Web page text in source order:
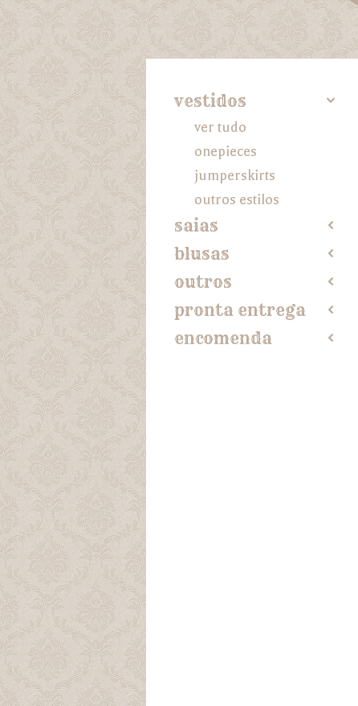
vestidos 4
ver tudo
onepieces
jumperskirts
outros estilos
saias 2
blusas 2
outros 2
pronta entrega 2
encomenda 2